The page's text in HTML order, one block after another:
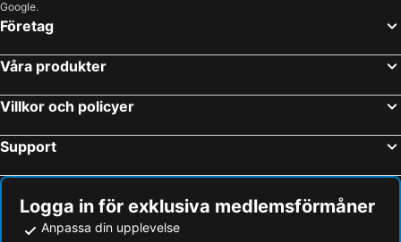
Google.
Företag
Våra produkter
Villkor och policyer
Support
Logga in för exklusiva medlemsförmåner
Anpassa din upplevelse